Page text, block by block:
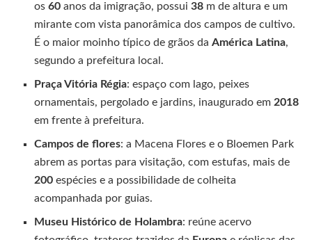
os60 anos da imigração, possui38 m de altura e um
mirante com vista panorâmica dos campos de cultivo.
É o maior moinho típico de grãos daAmérica Latina,
segundo a prefeitura local.
Praça Vitória Régia: espaço com lago, peixes
ornamentais, pergolado e jardins, inaugurado em 2018
em frente à prefeitura.
Campos de flores: a Macena Flores e o Bloemen Park
abrem as portas para visitação, com estufas, mais de
200 espécies e a possibilidade de colheita
acompanhada por guias.
Museu Histórico de Holambra: reúne acervo